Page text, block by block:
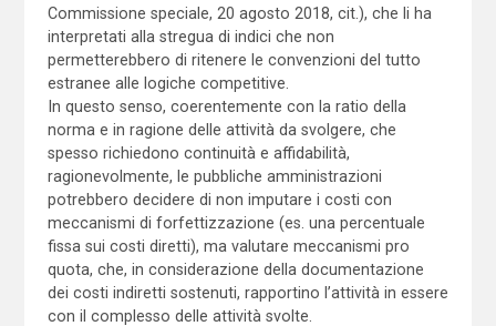
Commissione speciale, 20 agosto 2018, cit.), che li ha
interpretati alla stregua di indici che non
permetterebbero di ritenere le convenzioni del tutto
estranee alle logiche competitive.
In questo senso, coerentemente con la ratio della
norma e in ragione delle attività da svolgere, che
spesso richiedono continuità e affidabilità,
ragionevolmente, le pubbliche amministrazioni
potrebbero decidere di non imputare i costi con
meccanismi di forfettizzazione (es. una percentuale
fissa sui costi diretti), ma valutare meccanismi pro
quota, che, in considerazione della documentazione
dei costi indiretti sostenuti, rapportino l’attività in essere
con il complesso delle attività svolte.